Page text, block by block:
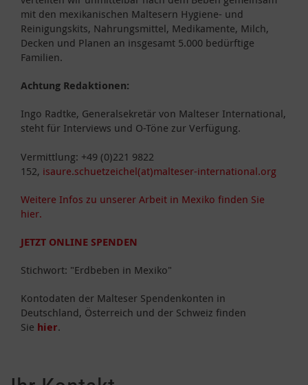
mit den mexikanischen Maltesern Hygiene- und
Reinigungskits, Nahrungsmittel, Medikamente, Milch,
Decken und Planen an insgesamt 5.000 bedürftige
Familien.
Achtung Redaktionen:
Ingo Radtke, Generalsekretär von Malteser International,
steht für Interviews und O-Töne zur Verfügung.
Vermittlung: +49 (0)221 9822
152, isaure.schuetzeichel(at)malteser-international.org
Weitere Infos zu unserer Arbeit in Mexiko finden Sie
hier.
JETZT ONLINE SPENDEN
Stichwort: "Erdbeben in Mexiko"
Kontodaten der Malteser Spendenkonten in
Deutschland, Österreich und der Schweiz finden
Sie hier.